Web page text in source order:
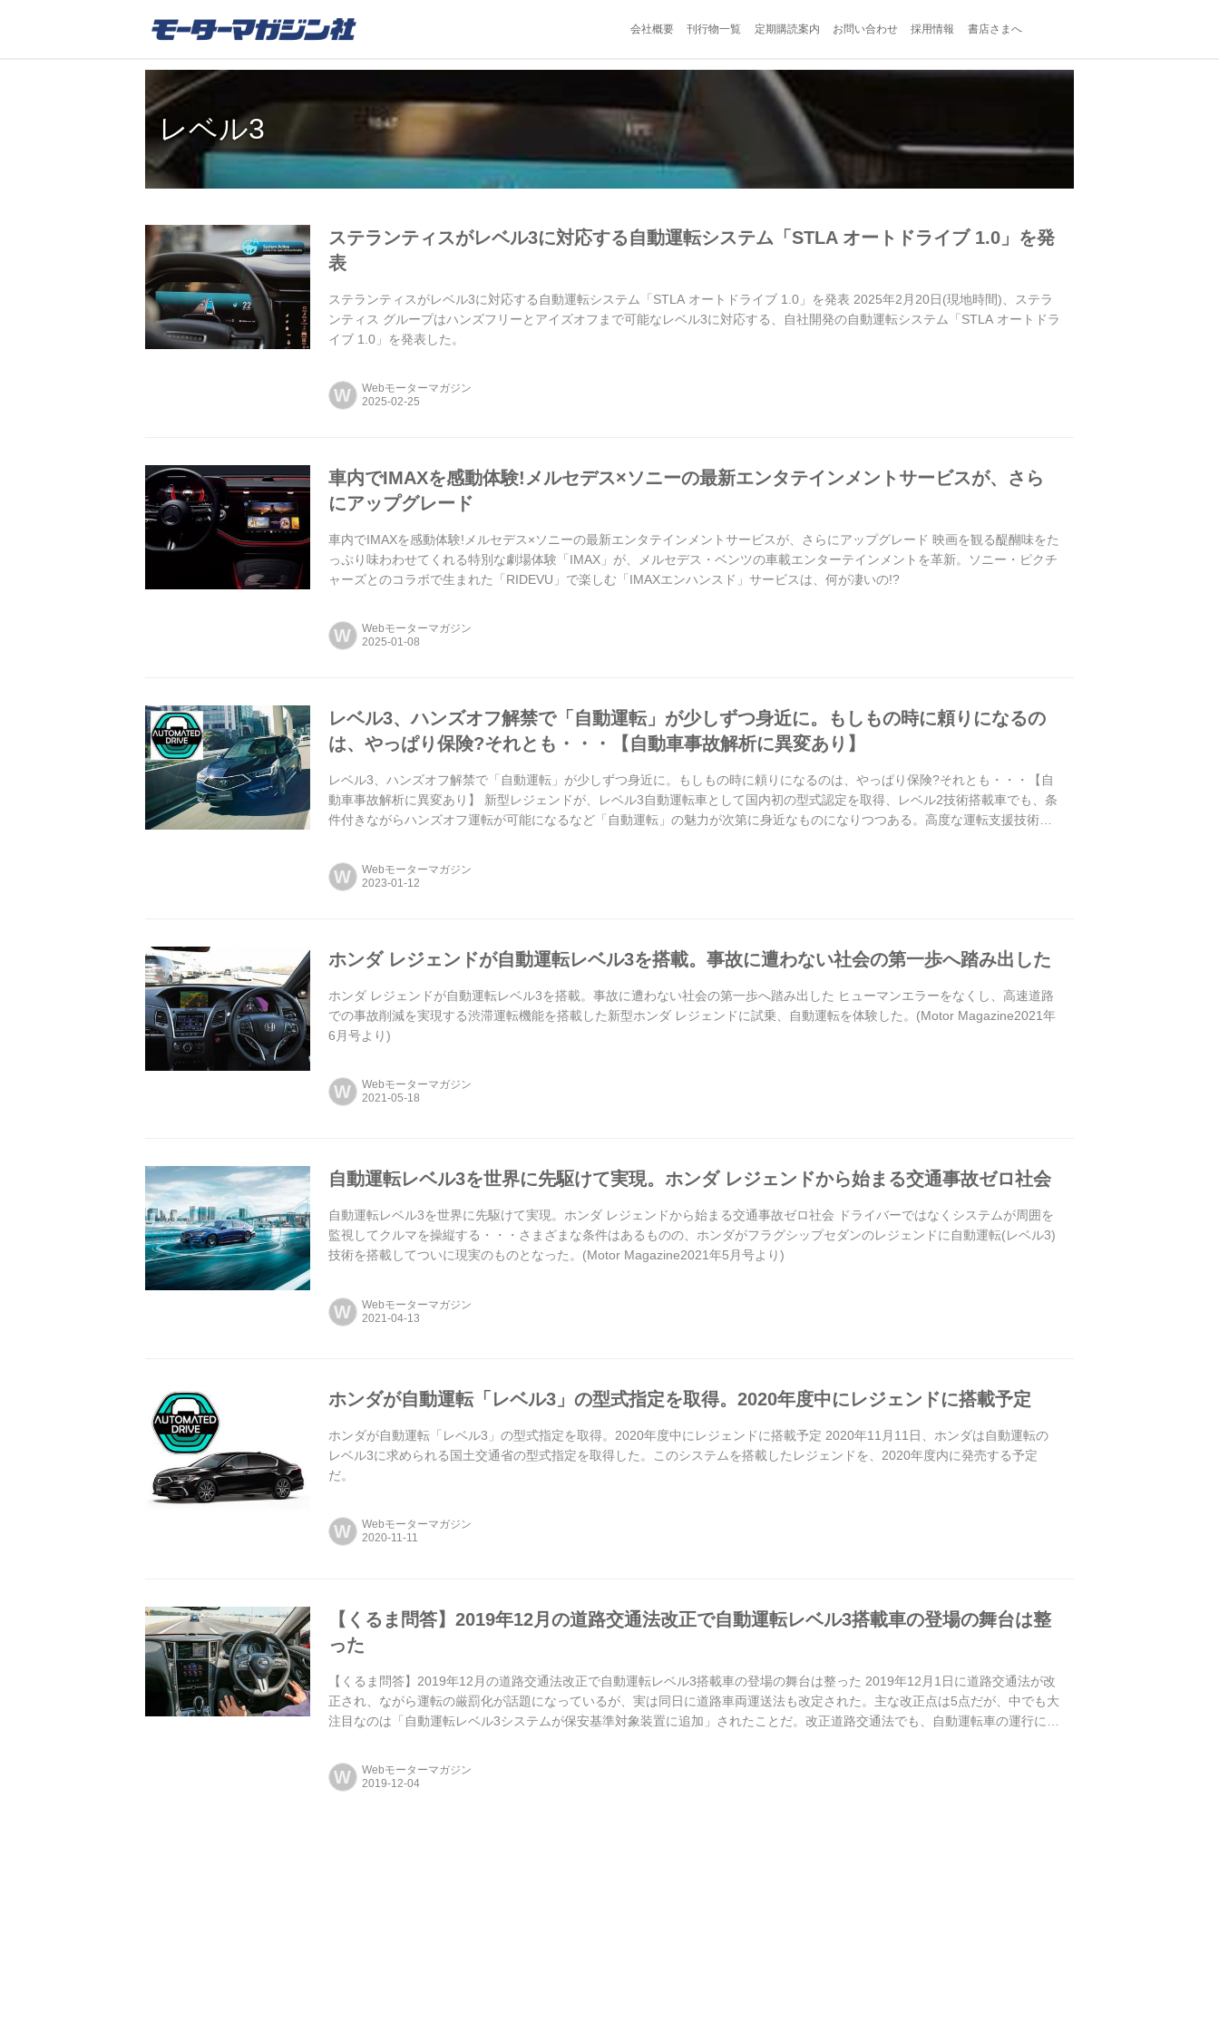
会社概要 刊行物一覧 定期購読案内 お問い合わせ 採用情報 書店さまへ
レベル3
ステランティスがレベル3に対応する自動運転システム「STLA オートドライブ 1.0」を発
表
ステランティスがレベル3に対応する自動運転システム「STLA オートドライブ 1.0」を発表 2025年2月20日(現地時間)、ステラ
ンティス グループはハンズフリーとアイズオフまで可能なレベル3に対応する、自社開発の自動運転システム「STLA オートドラ
イブ 1.0」を発表した。
W Webモーターマガジン
車内でIMAXを感動体験!メルセデス×ソニーの最新エンタテインメントサービスが、さら
にアップグレード
車内でIMAXを感動体験!メルセデス×ソニーの最新エンタテインメントサービスが、さらにアップグレード 映画を観る醍醐味をた
っぷり味わわせてくれる特別な劇場体験「IMAX」が、メルセデス・ベンツの車載エンターテインメントを革新。ソニー・ピクチ
ャーズとのコラボで生まれた「RIDEVU」で楽しむ「IMAXエンハンスド」サービスは、何が凄いの!?
W Webモーターマガジン
レベル3、ハンズオフ解禁で「自動運転」が少しずつ身近に。もしもの時に頼りになるの
は、やっぱり保険?それとも・・・【自動車事故解析に異変あり】
レベル3、ハンズオフ解禁で「自動運転」が少しずつ身近に。もしもの時に頼りになるのは、やっぱり保険?それとも・・・【自
動車事故解析に異変あり】 新型レジェンドが、レベル3自動運転車として国内初の型式認定を取得、レベル2技術搭載車でも、条
件付きながらハンズオフ運転が可能になるなど「自動運転」の魅力が次第に身近なものになりつつある。高度な運転支援技術が
W Webモーターマガジン
ホンダ レジェンドが自動運転レベル3を搭載。事故に遭わない社会の第一歩へ踏み出した
ホンダ レジェンドが自動運転レベル3を搭載。事故に遭わない社会の第一歩へ踏み出した ヒューマンエラーをなくし、高速道路
での事故削減を実現する渋滞運転機能を搭載した新型ホンダ レジェンドに試乗、自動運転を体験した。(Motor Magazine2021年
6月号より)
W Webモーターマガジン
自動運転レベル3を世界に先駆けて実現。ホンダ レジェンドから始まる交通事故ゼロ社会
自動運転レベル3を世界に先駆けて実現。ホンダ レジェンドから始まる交通事故ゼロ社会 ドライバーではなくシステムが周囲を
監視してクルマを操縦する・・・さまざまな条件はあるものの、ホンダがフラグシップセダンのレジェンドに自動運転(レベル3)
技術を搭載してついに現実のものとなった。(Motor Magazine2021年5月号より)
W Webモーターマガジン
ホンダが自動運転「レベル3」の型式指定を取得。2020年度中にレジェンドに搭載予定
ホンダが自動運転「レベル3」の型式指定を取得。2020年度中にレジェンドに搭載予定 2020年11月11日、ホンダは自動運転の
レベル3に求められる国土交通省の型式指定を取得した。このシステムを搭載したレジェンドを、2020年度内に発売する予定
だ。
W Webモーターマガジン
【くるま問答】2019年12月の道路交通法改正で自動運転レベル3搭載車の登場の舞台は整
った
【くるま問答】2019年12月の道路交通法改正で自動運転レベル3搭載車の登場の舞台は整った 2019年12月1日に道路交通法が改
正され、ながら運転の厳罰化が話題になっているが、実は同日に道路車両運送法も改定された。主な改正点は5点だが、中でも大
注目なのは「自動運転レベル3システムが保安基準対象装置に追加」されたことだ。改正道路交通法でも、自動運転車の運行につ
W Webモーターマガジン